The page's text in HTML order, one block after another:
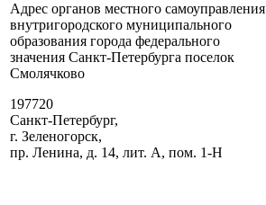
Адрес органов местного самоуправления
внутригородского муниципального
образования города федерального
значения Санкт-Петербурга поселок
Смолячково
197720
Санкт-Петербург,
г. Зеленогорск,
пр. Ленина, д. 14, лит. А, пом. 1-Н